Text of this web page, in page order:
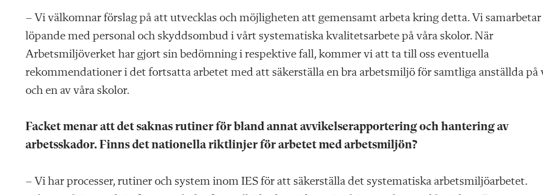
– Vi välkomnar förslag på att utvecklas och möjligheten att gemensamt arbeta kring detta. Vi samarbetar
löpande med personal och skyddsombud i vårt systematiska kvalitetsarbete på våra skolor. När
Arbetsmiljöverket har gjort sin bedömning i respektive fall, kommer vi att ta till oss eventuella
rekommendationer i det fortsatta arbetet med att säkerställa en bra arbetsmiljö för samtliga anställda på
och en av våra skolor.
Facket menar att det saknas rutiner för bland annat avvikelserapportering och hantering av
arbetsskador. Finns det nationella riktlinjer för arbetet med arbetsmiljön?
– Vi har processer, rutiner och system inom IES för att säkerställa det systematiska arbetsmiljöarbetet.